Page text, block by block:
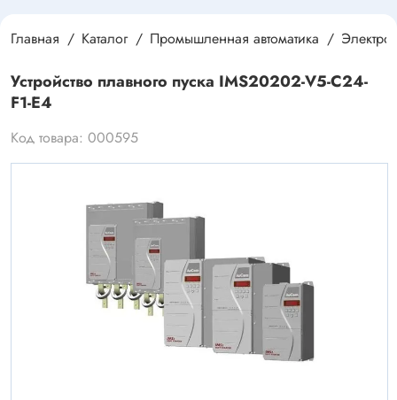
Главная Каталог Промышленная автоматика
Устройство плавного пуска IMS20202-V5-C24-
F1-E4
Код товара: 000595